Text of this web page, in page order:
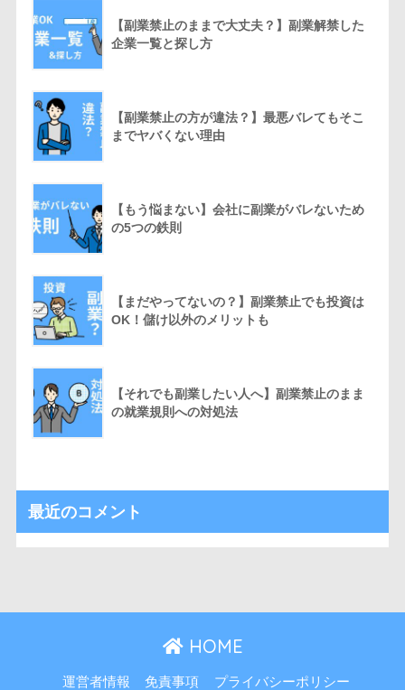
【副業禁止のままで大丈夫？】副業解禁した
企業一覧と探し方
【副業禁止の方が違法？】最悪バレてもそこ
までヤバくない理由
【もう悩まない】会社に副業がバレないため
の5つの鉄則
【まだやってないの？】副業禁止でも投資は
OK！儲け以外のメリットも
【それでも副業したい人へ】副業禁止のまま
の就業規則への対処法
最近のコメント
HOME
運営者情報 免責事項 プライバシーポリシー